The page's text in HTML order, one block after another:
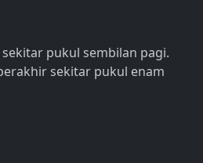
pukul sembilan pagi.
sekitar pukul enam